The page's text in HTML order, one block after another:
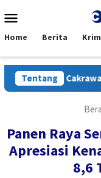
ke
Mobile
Home Berita
Tentang
Panen Raya
Apresiasi
8,6